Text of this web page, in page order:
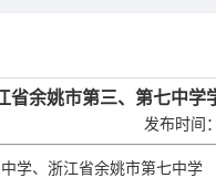
省余姚市第三、第七中学
发布时间
学、浙江省余姚市第七中学